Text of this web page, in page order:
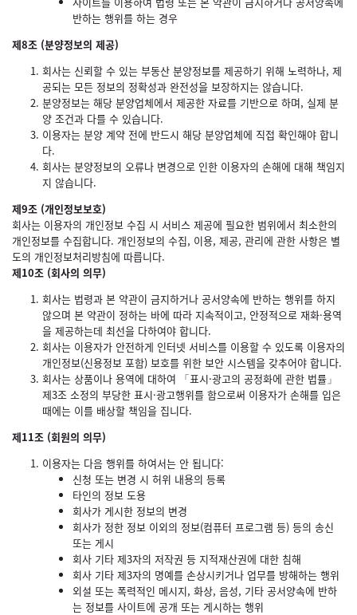
반하는 행위를 하는 경우
제8조 (분양정보의 제공)
회사는 신뢰할 수 있는 부동산 분양정보를 제공하기 위해 노력하나, 제
공되는 모든 정보의 정확성과 완전성을 보장하지는 않습니다.
분양정보는 해당 분양업체에서 제공한 자료를 기반으로 하며, 실제 분
양 조건과 다를 수 있습니다.
이용자는 분양 계약 전에 반드시 해당 분양업체에 직접 확인해야 합니
다.
회사는 분양정보의 오류나 변경으로 인한 이용자의 손해에 대해 책임지
지 않습니다.
제9조 (개인정보보호)
회사는 이용자의 개인정보 수집 시 서비스 제공에 필요한 범위에서 최소한의
개인정보를 수집합니다. 개인정보의 수집, 이용, 제공, 관리에 관한 사항은 별
도의 개인정보처리방침에 따릅니다.
제10조 (회사의 의무)
회사는 법령과 본 약관이 금지하거나 공서양속에 반하는 행위를 하지
않으며 본 약관이 정하는 바에 따라 지속적이고, 안정적으로 재화·용역
을 제공하는데 최선을 다하여야 합니다.
회사는 이용자가 안전하게 인터넷 서비스를 이용할 수 있도록 이용자의
개인정보(신용정보 포함) 보호를 위한 보안 시스템을 갖추어야 합니다.
회사는 상품이나 용역에 대하여 「표시·광고의 공정화에 관한 법률」
제3조 소정의 부당한 표시·광고행위를 함으로써 이용자가 손해를 입은
때에는 이를 배상할 책임을 집니다.
제11조 (회원의 의무)
이용자는 다음 행위를 하여서는 안 됩니다:
신청 또는 변경 시 허위 내용의 등록
타인의 정보 도용
회사가 게시한 정보의 변경
회사가 정한 정보 이외의 정보(컴퓨터 프로그램 등) 등의 송신
또는 게시
회사 기타 제3자의 저작권 등 지적재산권에 대한 침해
회사 기타 제3자의 명예를 손상시키거나 업무를 방해하는 행위
외설 또는 폭력적인 메시지, 화상, 음성, 기타 공서양속에 반하
는 정보를 사이트에 공개 또는 게시하는 행위